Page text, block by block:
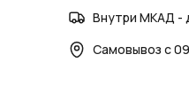
Внутри МКАД -
Самовывоз с